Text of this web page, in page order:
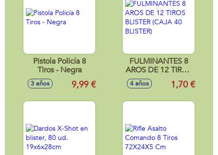
Pistola Policía 8
Tiros - Negra
3 años 9,99 €
FULMINANTES 8
AROS DE 12 TIROS
BLISTER (CAJA 40
BLISTER)
4 años 1,70 €